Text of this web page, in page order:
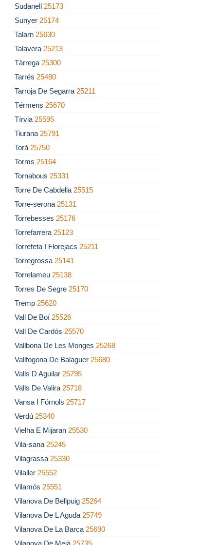
Sudanell 25173
Sunyer 25174
Talarn 25630
Talavera 25213
Tàrrega 25300
Tarrés 25480
Tarroja De Segarra 25211
Térmens 25670
Tírvia 25595
Tiurana 25791
Torà 25750
Torms 25164
Tornabous 25331
Torre De Cabdella 25515
Torre-serona 25131
Torrebesses 25176
Torrefarrera 25123
Torrefeta I Florejacs 25211
Torregrossa 25141
Torrelameu 25138
Torres De Segre 25170
Tremp 25620
Vall De Boí 25526
Vall De Cardós 25570
Vallbona De Les Monges 25268
Vallfogona De Balaguer 25680
Valls D Aguilar 25795
Valls De Valira 25718
Vansa I Fórnols 25717
Verdú 25340
Vielha E Mijaran 25530
Vila-sana 25245
Vilagrassa 25330
Vilaller 25552
Vilamós 25551
Vilanova De Bellpuig 25264
Vilanova De L Aguda 25749
Vilanova De La Barca 25690